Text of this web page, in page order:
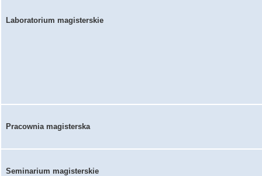
Laboratorium magisterskie
Pracownia magisterska
Seminarium magisterskie